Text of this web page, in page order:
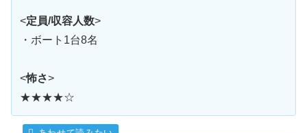
<定員/収容人数>
・ボート1台8名
<怖さ>
★★★★☆